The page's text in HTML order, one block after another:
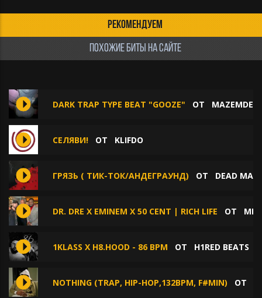
РЕКОМЕНДУЕМ
ПОХОЖИЕ БИТЫ НА САЙТЕ
DARK TRAP TYPE BEAT "GOOZE" ОТ
СЕЛЯВИ! ОТ KLIFDO
ГРЯЗЬ ( ТИК-ТОК/АНДЕГРАУНД) ОТ DEAD
DR. DRE X EMINEM X 50 CENT | RICH LIFE ОТ
1KLASS X H8.HOOD - 86 BPM ОТ H1RED BEATS
NOTHING (TRAP, HIP-HOP,132BPM, F#MIN) ОТ